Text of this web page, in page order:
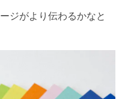
ジがより伝わるかなと